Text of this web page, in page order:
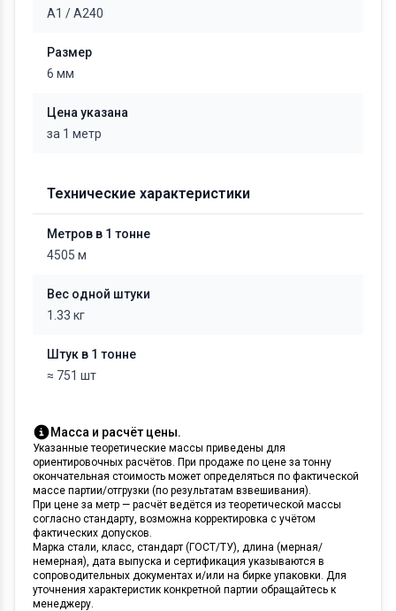
А1 /А240
Размер
6 мм
Цена указана
за 1 метр
Технические характеристики
Метров в 1 тонне
4505 м
Вес одной штуки
1.33 кг
Штук в 1 тонне
≈ 751 шт
Масса и расчёт цены.
Указанные теоретические массы приведены для
ориентировочных расчётов. При продаже по цене за тонну
окончательная стоимость может определяться по фактической
массе партии/отгрузки (по результатам взвешивания).
При цене за метр — расчёт ведётся из теоретической массы
согласно стандарту, возможна корректировка с учётом
фактических допусков.
Марка стали, класс, стандарт (ГОСТ/ТУ), длина (мерная/
немерная), дата выпуска и сертификация указываются в
сопроводительных документах и/или на бирке упаковки. Для
уточнения характеристик конкретной партии обращайтесь к
менеджеру.